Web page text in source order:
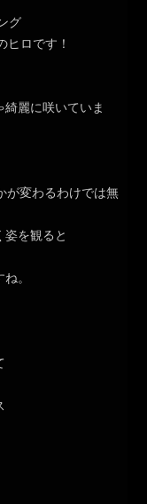
グ
ヒロです！
麗に咲いていま
が変わるわけでは無
を観ると
。